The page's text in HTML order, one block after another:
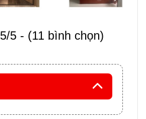
5/5 - (11 bình chọn)